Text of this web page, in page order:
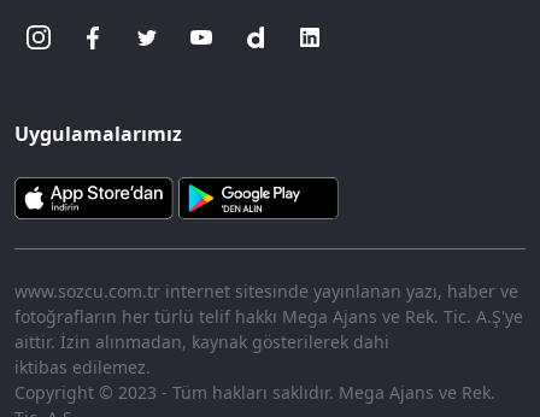
Uygulamalarımız
www.sozcu.com.tr internet sitesinde yayınlanan yazı, haber ve
fotoğrafların her türlü telif hakkı Mega Ajans ve Rek. Tic. A.Ş'ye
aittir. İzin alınmadan, kaynak gösterilerek dahi
iktibas edilemez.
Copyright © 2023 - Tüm hakları saklıdır. Mega Ajans ve Rek.